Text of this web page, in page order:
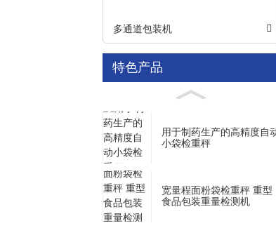
多通道包装机
特色产品
用于制药生产的高精度自
小袋检重秤
宽量程面粉袋检重秤 重型
食品包装重量检测机